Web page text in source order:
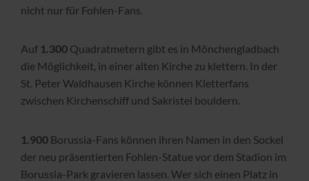
nicht nur für Fohlen-Fans.
Auf 1.300 Quadratmetern gibt es in Mönchengladbach
die Möglichkeit, in einer alten Kirche zu klettern. In der
St. Peter Waldhausen Kirche können Kletterfans
zwischen Kirchenschiff und Sakristei bouldern.
1.900 Borussia-Fans können ihren Namen in den Sockel
der neu präsentierten Fohlen-Statue vor dem Stadion im
Borussia-Park gravieren lassen. Wer sich einen Platz in